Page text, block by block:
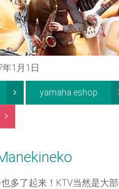
1月1日
yamaha eshop
多了起来！KTV当然是大